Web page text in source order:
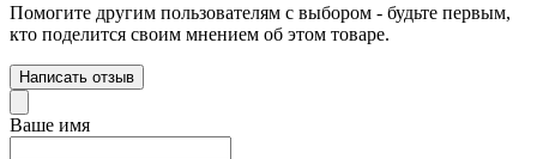
Помогите другим пользователям с выбором - будьте первым,
кто поделится своим мнением об этом товаре.
Написать отзыв
Ваше имя